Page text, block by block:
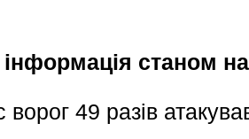
станом
49 разів